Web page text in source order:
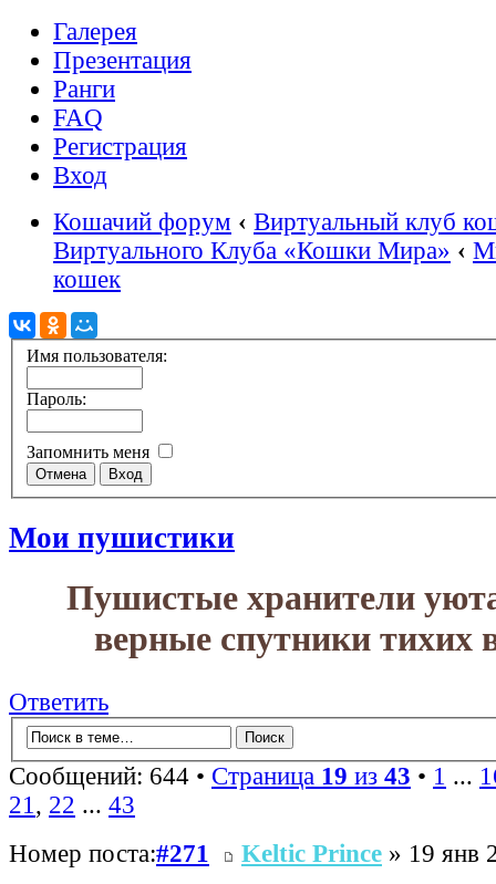
Галерея
Презентация
Ранги
FAQ
Регистрация
Вход
Кошачий форум ‹ Виртуальный клуб
Виртуального Клуба «Кошки Мира» ‹
кошек
Имя пользователя:
Пароль:
Запомнить меня
Мои пушистики
Пушистые хранители
верные спутники тихих
Ответить
Сообщений: 644 • Страница 19 из 43 • 1 ...
21 , 22 ... 43
Номер поста:#271 Keltic Prince » 19 янв